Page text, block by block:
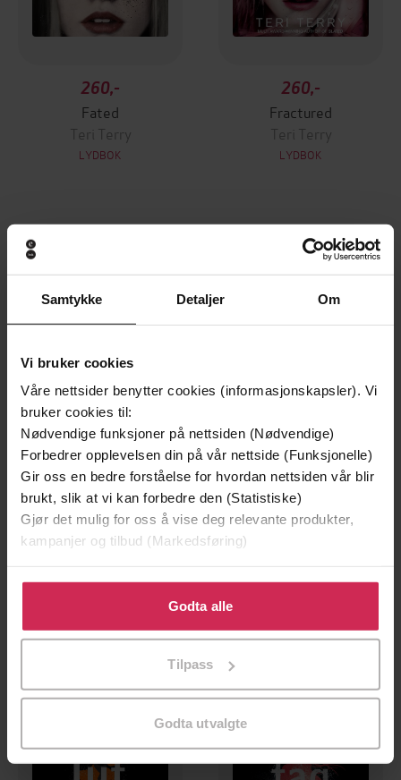
Samtykke Detaljer Om
Vi bruker cookies
Våre nettsider benytter cookies (informasjonskapsler). Vi
bruker cookies til:
Nødvendige funksjoner på nettsiden (Nødvendige)
Forbedrer opplevelsen din på vår nettside (Funksjonelle)
Gir oss en bedre forståelse for hvordan nettsiden vår blir
brukt, slik at vi kan forbedre den (Statistiske)
Gjør det mulig for oss å vise deg relevante produkter,
kampanjer og tilbud (Markedsføring)
Klikk på «Godta alle» for å gi oss ditt samtykke til å
bruke cookies for alle disse formålene. Du kan også
tilpasse ditt samtykke til spesifikke formål ved å klikke
Godta alle
Tilpass
Godta utvalgte
260,-
Fated
Teri Terry
LYDBOK
260,-
Fractured
Teri Terry
LYDBOK
260,-
Slated
Teri Terry
154,-
Shattered